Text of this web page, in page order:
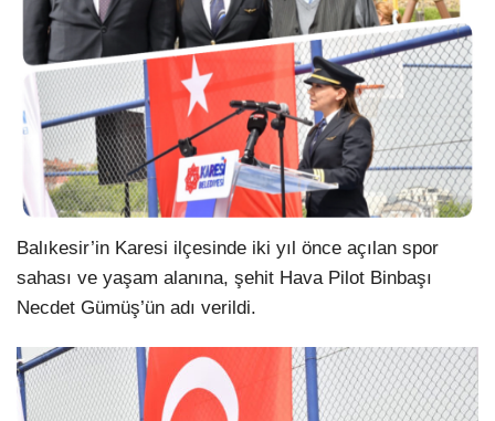
Balıkesir’in Karesi ilçesinde iki yıl önce açılan spor
sahası ve yaşam alanına, şehit Hava Pilot Binbaşı
Necdet Gümüş’ün adı verildi.